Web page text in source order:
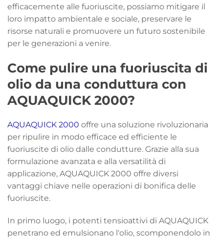
efficacemente alle fuoriuscite, possiamo mitigare il
loro impatto ambientale e sociale, preservare le
risorse naturali e promuovere un futuro sostenibile
per le generazioni a venire.
Come pulire una fuoriuscita di
olio da una conduttura con
AQUAQUICK 2000?
AQUAQUICK 2000 offre una soluzione rivoluzionaria
per ripulire in modo efficace ed efficiente le
fuoriuscite di olio dalle condutture. Grazie alla sua
formulazione avanzata e alla versatilità di
applicazione, AQUAQUICK 2000 offre diversi
vantaggi chiave nelle operazioni di bonifica delle
fuoriuscite.
In primo luogo, i potenti tensioattivi di AQUAQUICK
penetrano ed emulsionano l'olio, scomponendolo in